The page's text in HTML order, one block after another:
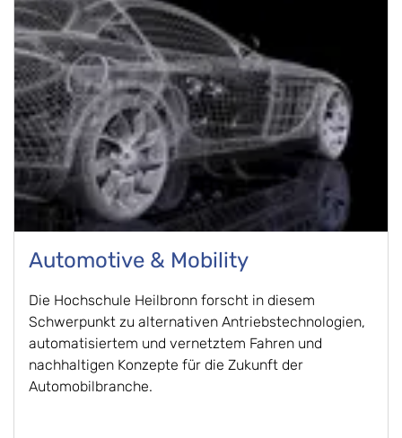
Automotive & Mobility
Die Hochschule Heilbronn forscht in diesem
Schwerpunkt zu alternativen Antriebstechnologien,
automatisiertem und vernetztem Fahren und
nachhaltigen Konzepte für die Zukunft der
Automobilbranche.